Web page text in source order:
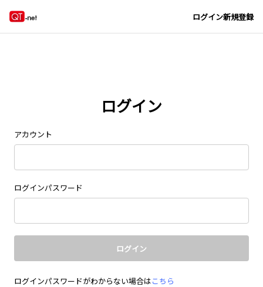
ログイン新規登録
ログイン
アカウント
ログインパスワード
ログイン
ログインパスワードがわからない場合はこちら